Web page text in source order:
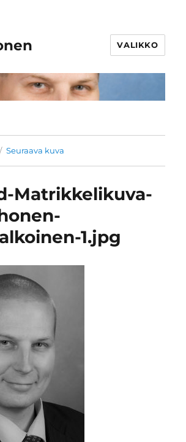
VALIKKO
Seuraava kuva
Matrikkelikuva-
1.jpg